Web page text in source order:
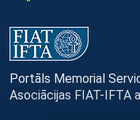
Portāls Memorial
Asociācijas FIAT-IFTA